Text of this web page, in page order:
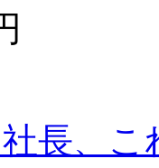
長、こ